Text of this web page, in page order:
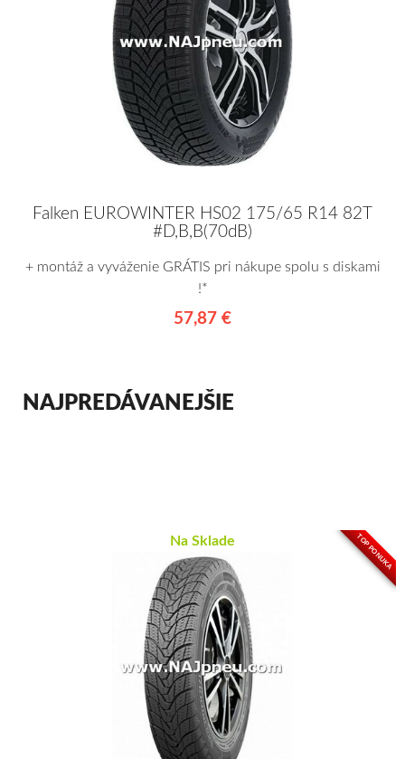
Falken EUROWINTER HS02 175/65 R14 82T
#D,B,B(70dB)
+ montáž a vyváženie GRÁTIS pri nákupe spolu s diskami
!*
57,87 €
NAJPREDÁVANEJŠIE
TOP PONUKA
Na Sklade